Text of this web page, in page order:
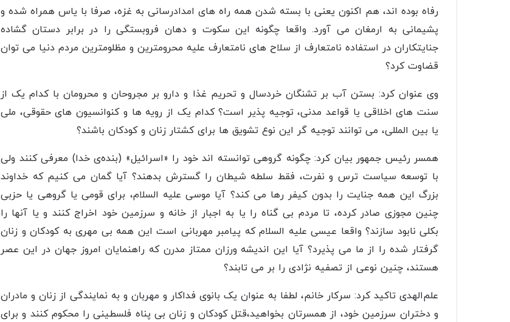
رفاه بوده اند، هم اکنون یعنی با بسته شدن همه راه های امدادرسانی به غزه، صرفا با یاس همراه شده و
پشیمانی به ارمغان می آورد. واقعا چگونه این سکوت و دهان فروبستگی را در برابر دستان گشاده
جنایتکاران در استفاده نامتعارف از سلاح های نامتعارف علیه محرومترین و مظلومترین مردم دنیا می توان
قضاوت کرد؟
وی عنوان کرد: بستن آب بر تشنگان خردسال و تحریم غذا و دارو بر مجروحان و محرومان با کدام یک از
سنت های اخلاقی یا قواعد مدنی، توجیه پذیر است؟ کدام یک از رویه ها و کنوانسیون های حقوقی، ملی
یا بین المللی، می توانند توجیه گر این نوع تشویق ها برای کشتار زنان و کودکان باشند؟
همسر رئیس جمهور بیان کرد: چگونه گروهی توانسته اند خود را «اسرائیل» (بنده‌ی خدا) معرفی کنند ولی
با توسعه سیاست ترس و نفرت، فقط سلطه شیطان را گسترش بدهند؟ آیا گمان می کنیم که خداوند
بزرگ این همه جنایت را بدون کیفر رها می کند؟ آیا موسی علیه السلام، برای قومی یا گروهی یا حزبی
چنین مجوزی صادر کرده، تا مردم بی گناه را یا به اجبار از خانه و سرزمین خود اخراج کنند و یا آنها را
بکلی نابود سازند؟ واقعا عیسی علیه السلام که پیامبر مهربانی است این همه بی مهری به کودکان و زنان
گرفتار شده را از ما می پذیرد؟ آیا این اندیشه ورزان ممتاز مدرن که راهنمایان امروز جهان در این عصر
هستند، چنین نوعی از تصفیه نژادی را بر می تابند؟
علم‌الهدی تاکید کرد: سرکار خانم، لطفا به عنوان یک بانوی فداکار و مهربان و به نمایندگی از زنان و مادران
و دختران سرزمین خود، از همسرتان بخواهید،قتل کودکان و زنان بی پناه فلسطینی را محکوم کنند و برای